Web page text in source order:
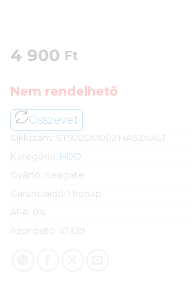
4 900 Ft
Nem rendelhető
Összevet
Cikkszám: ST500DM002 HASZNÁLT
Kategória: HDD
Gyártó: Seagate
Garanciaidő: 1 hónap
ÁFA: 0%
Azonosító: 47339